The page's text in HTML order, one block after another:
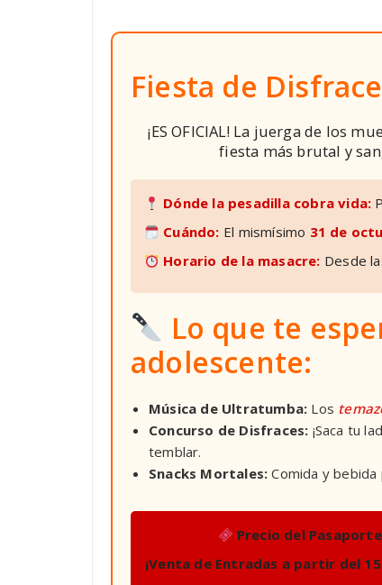
Fiesta de
¡ES OFICIAL! La juerga de los
fiesta más brutal y
Dónde la pesadilla cobra vida:
Cuándo: El mismísimo 31 de
Horario de la masacre: Desde
Lo que te
adolescente:
Música de Ultratumba: Los
Concurso de Disfraces: ¡Saca tu
temblar.
Snacks Mortales: Comida y
Precio del
¡Venta de Entradas a partir del